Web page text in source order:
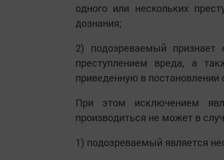
одного или нескольких
дознания;
2) подозреваемый признает
преступлением вреда, а
приведенную в постановлении
При этом исключением
производиться не может в
1) подозреваемый является